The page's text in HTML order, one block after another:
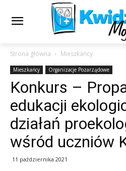
Strona główna Mieszkańcy
Mieszkańcy Organizacje Pozarządowe
Konkurs –
edukacji
działań
wśród uczniów
11 października 2021